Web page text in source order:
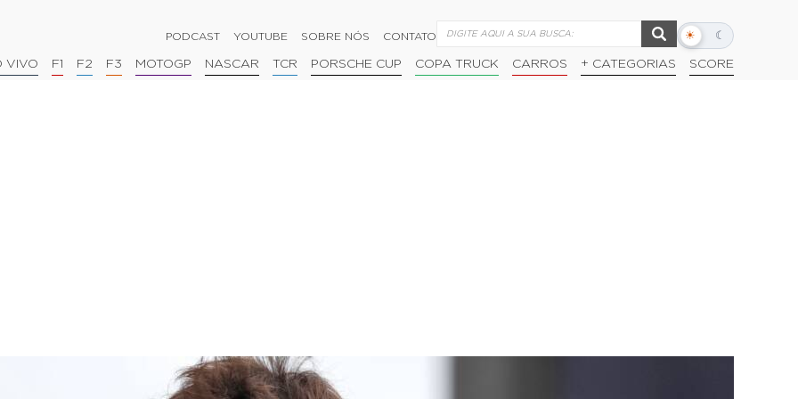
PODCAST YOUTUBE SOBRE NÓS CONTATO ☀ ☾
Alternar
escuro
VIVO F1 F2 F3 MOTOGP NASCAR TCR PORSCHE CUP COPA TRUCK CARROS + CATEGORIAS SCORE